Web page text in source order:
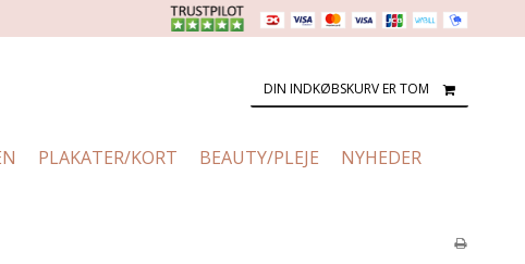
DIN INDKØBSKURV ER TOM
PLAKATER/KORT BEAUTY/PLEJE
NYHEDER